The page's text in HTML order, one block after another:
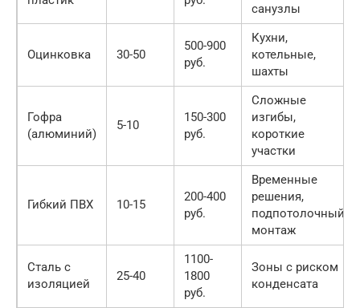
санузлы
Оцинковка 30-50
500-900
руб.
Кухни,
котельные,
шахты
Гофра
(алюминий)
5-10
150-300
руб.
Сложные
изгибы,
короткие
участки
Гибкий ПВХ 10-15
200-400
руб.
Временные
решения,
подпотолочный
монтаж
Сталь с
изоляцией
25-40
1100-
1800
руб.
Зоны с риском
конденсата